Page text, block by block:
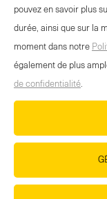
DONNÉES
DIRECTIVES
HTTPS://
DONNEES-
pouvez en savoir plus
durée, ainsi que sur la
moment dans notre
également de plus
de confidentialité.